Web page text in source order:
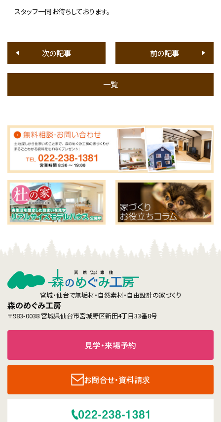
スタッフ一同お待ちしております。
次の記事
一覧
前の記事
宮城・仙台で無垢材・自然素材・自由設計の家づくり
森のめぐみ工房
〒983-0038 宮城県仙台市宮城野区新田4丁目33番8号
見学・来場予約
お問合せ・資料請求